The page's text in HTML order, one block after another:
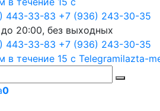
443-33-83 +7 (936) 243-30-35
20:00, без выходных
443-33-83 +7 (936) 243-30-35
в течение 15 с Telegramilazta-
0